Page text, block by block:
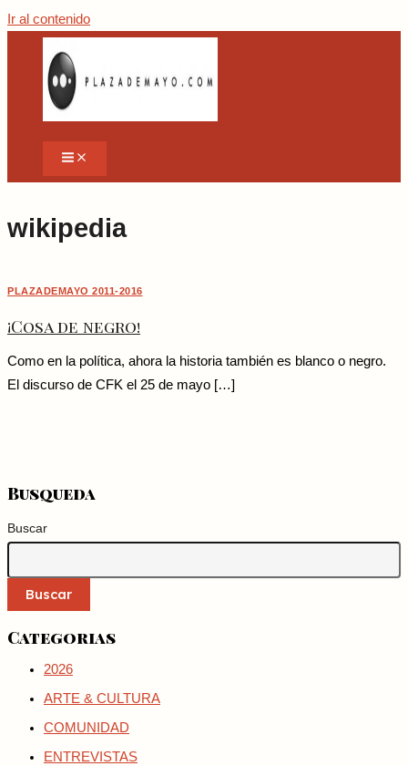
Ir al contenido
wikipedia
PLAZADEMAYO 2011-2016
¡Cosa de negro!
Como en la política, ahora la historia también es blanco o negro.
El discurso de CFK el 25 de mayo […]
Busqueda
Buscar
Buscar
Categorias
2026
ARTE & CULTURA
COMUNIDAD
ENTREVISTAS